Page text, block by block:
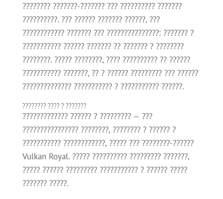
???????? ???????-??????? ??? ?????????? ???????
??????????. ??? ?????? ??????? ??????, ???
???????????? ??????? ??? ???????????????: ??????? ?
??????????? ?????? ??????? ?? ??????? ? ????????
????????. ????? ????????, ???? ?????????? ?? ??????
??????????? ???????, ?? ? ?????? ????????? ??? ??????
?????????????? ??????????? ? ??????????? ??????.
???????? ???? ? ???????
????????????? ?????? ? ????????? — ???
???????????????? ????????, ???????? ? ?????? ?
??????????? ????????????, ????? ??? ????????-??????
Vulkan Royal. ????? ?????????? ????????? ???????,
????? ?????? ????????? ??????????? ? ?????? ?????
??????? ?????.